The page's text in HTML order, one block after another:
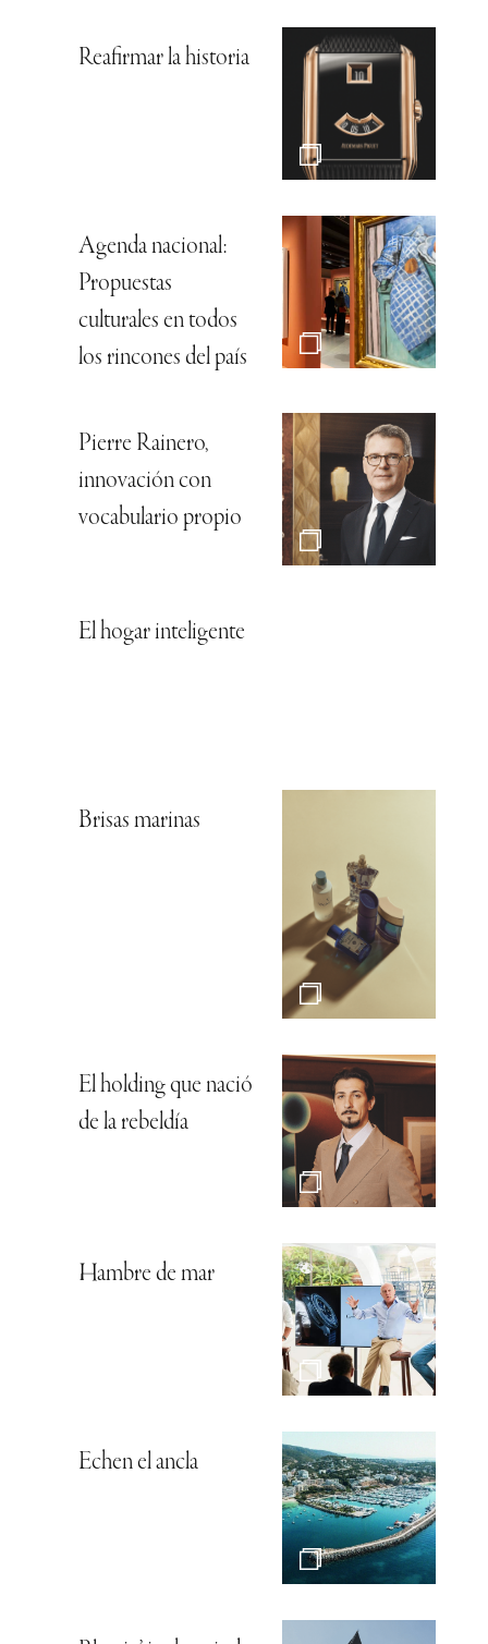
Reafirmar la historia
Agenda nacional:
Propuestas
culturales en todos
los rincones del país
Pierre Rainero,
innovación con
vocabulario propio
El hogar inteligente
Brisas marinas
El holding que nació
de la rebeldía
Hambre de mar
Echen el ancla